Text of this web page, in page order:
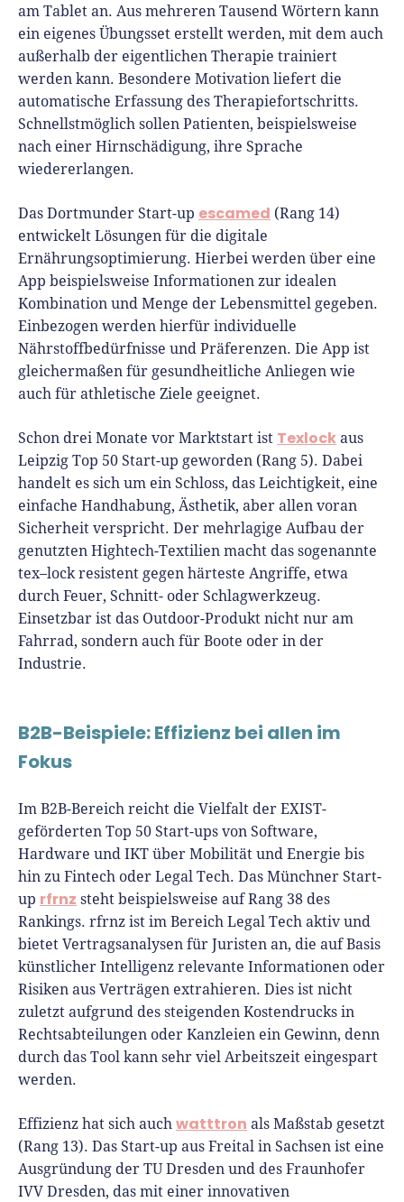
am Tablet an. Aus mehreren Tausend Wörtern kann
ein eigenes Übungsset erstellt werden, mit dem auch
außerhalb der eigentlichen Therapie trainiert
werden kann. Besondere Motivation liefert die
automatische Erfassung des Therapiefortschritts.
Schnellstmöglich sollen Patienten, beispielsweise
nach einer Hirnschädigung, ihre Sprache
wiedererlangen.
Das Dortmunder Start-up escamed (Rang 14)
entwickelt Lösungen für die digitale
Ernährungsoptimierung. Hierbei werden über eine
App beispielsweise Informationen zur idealen
Kombination und Menge der Lebensmittel gegeben.
Einbezogen werden hierfür individuelle
Nährstoffbedürfnisse und Präferenzen. Die App ist
gleichermaßen für gesundheitliche Anliegen wie
auch für athletische Ziele geeignet.
Schon drei Monate vor Marktstart ist Texlock aus
Leipzig Top 50 Start-up geworden (Rang 5). Dabei
handelt es sich um ein Schloss, das Leichtigkeit, eine
einfache Handhabung, Ästhetik, aber allen voran
Sicherheit verspricht. Der mehrlagige Aufbau der
genutzten Hightech-Textilien macht das sogenannte
tex–lock resistent gegen härteste Angriffe, etwa
durch Feuer, Schnitt- oder Schlagwerkzeug.
Einsetzbar ist das Outdoor-Produkt nicht nur am
Fahrrad, sondern auch für Boote oder in der
Industrie.
B2B-Beispiele: Effizienz bei allen im
Fokus
Im B2B-Bereich reicht die Vielfalt der EXIST-
geförderten Top 50 Start-ups von Software,
Hardware und IKT über Mobilität und Energie bis
hin zu Fintech oder Legal Tech. Das Münchner Start-
up rfrnz steht beispielsweise auf Rang 38 des
Rankings. rfrnz ist im Bereich Legal Tech aktiv und
bietet Vertragsanalysen für Juristen an, die auf Basis
künstlicher Intelligenz relevante Informationen oder
Risiken aus Verträgen extrahieren. Dies ist nicht
zuletzt aufgrund des steigenden Kostendrucks in
Rechtsabteilungen oder Kanzleien ein Gewinn, denn
durch das Tool kann sehr viel Arbeitszeit eingespart
werden.
Effizienz hat sich auch watttron als Maßstab gesetzt
(Rang 13). Das Start-up aus Freital in Sachsen ist eine
Ausgründung der TU Dresden und des Fraunhofer
IVV Dresden, das mit einer innovativen